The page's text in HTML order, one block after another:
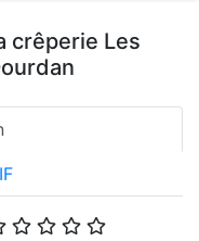
crêperie Les